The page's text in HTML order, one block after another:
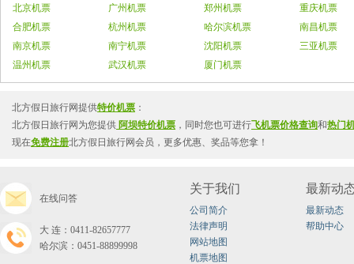
北京机票 广州机票 郑州机票
重庆机票
合肥机票
杭州机票 哈尔滨机票
南昌机票
南京机票
南宁机票 沈阳机票
三亚机票
温州机票
武汉机票 厦门机票
北方假日旅行网提供特价机票 ：
北方假日旅行网为您提供 阿坝特价机票 ，同时您也可进行飞机票价格查询和热门
现在免费注册北方假日旅行网会员，更多优惠、奖品等您拿！
在线问答
大连：0411-82657777
哈尔滨：0451-88899998
关于我们
公司简介
法律声明
网站地图
机票地图
最新动
最新动态
帮助中心